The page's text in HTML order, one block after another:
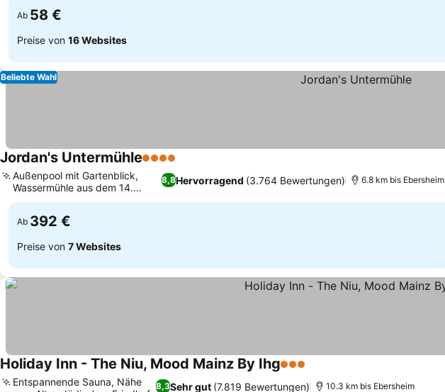
Ab 58 €
Preise von 16 Websites
Beliebte Wahl
Jordan's Untermühle4 Sterne
8,8Hervorragend (3.764 Bewertungen)
Außenpool mit Gartenblick,
Wassermühle aus dem 14.
Jahrhundert
6.8 km bis Ebersheim
Ab 392 €
Preise von 7 Websites
Holiday Inn - The Niu, Mood Mainz By Ihg3 Sterne
8,3Sehr gut (7.819 Bewertungen)
Entspannende Sauna, Nähe
10.3 km bis Ebersheim